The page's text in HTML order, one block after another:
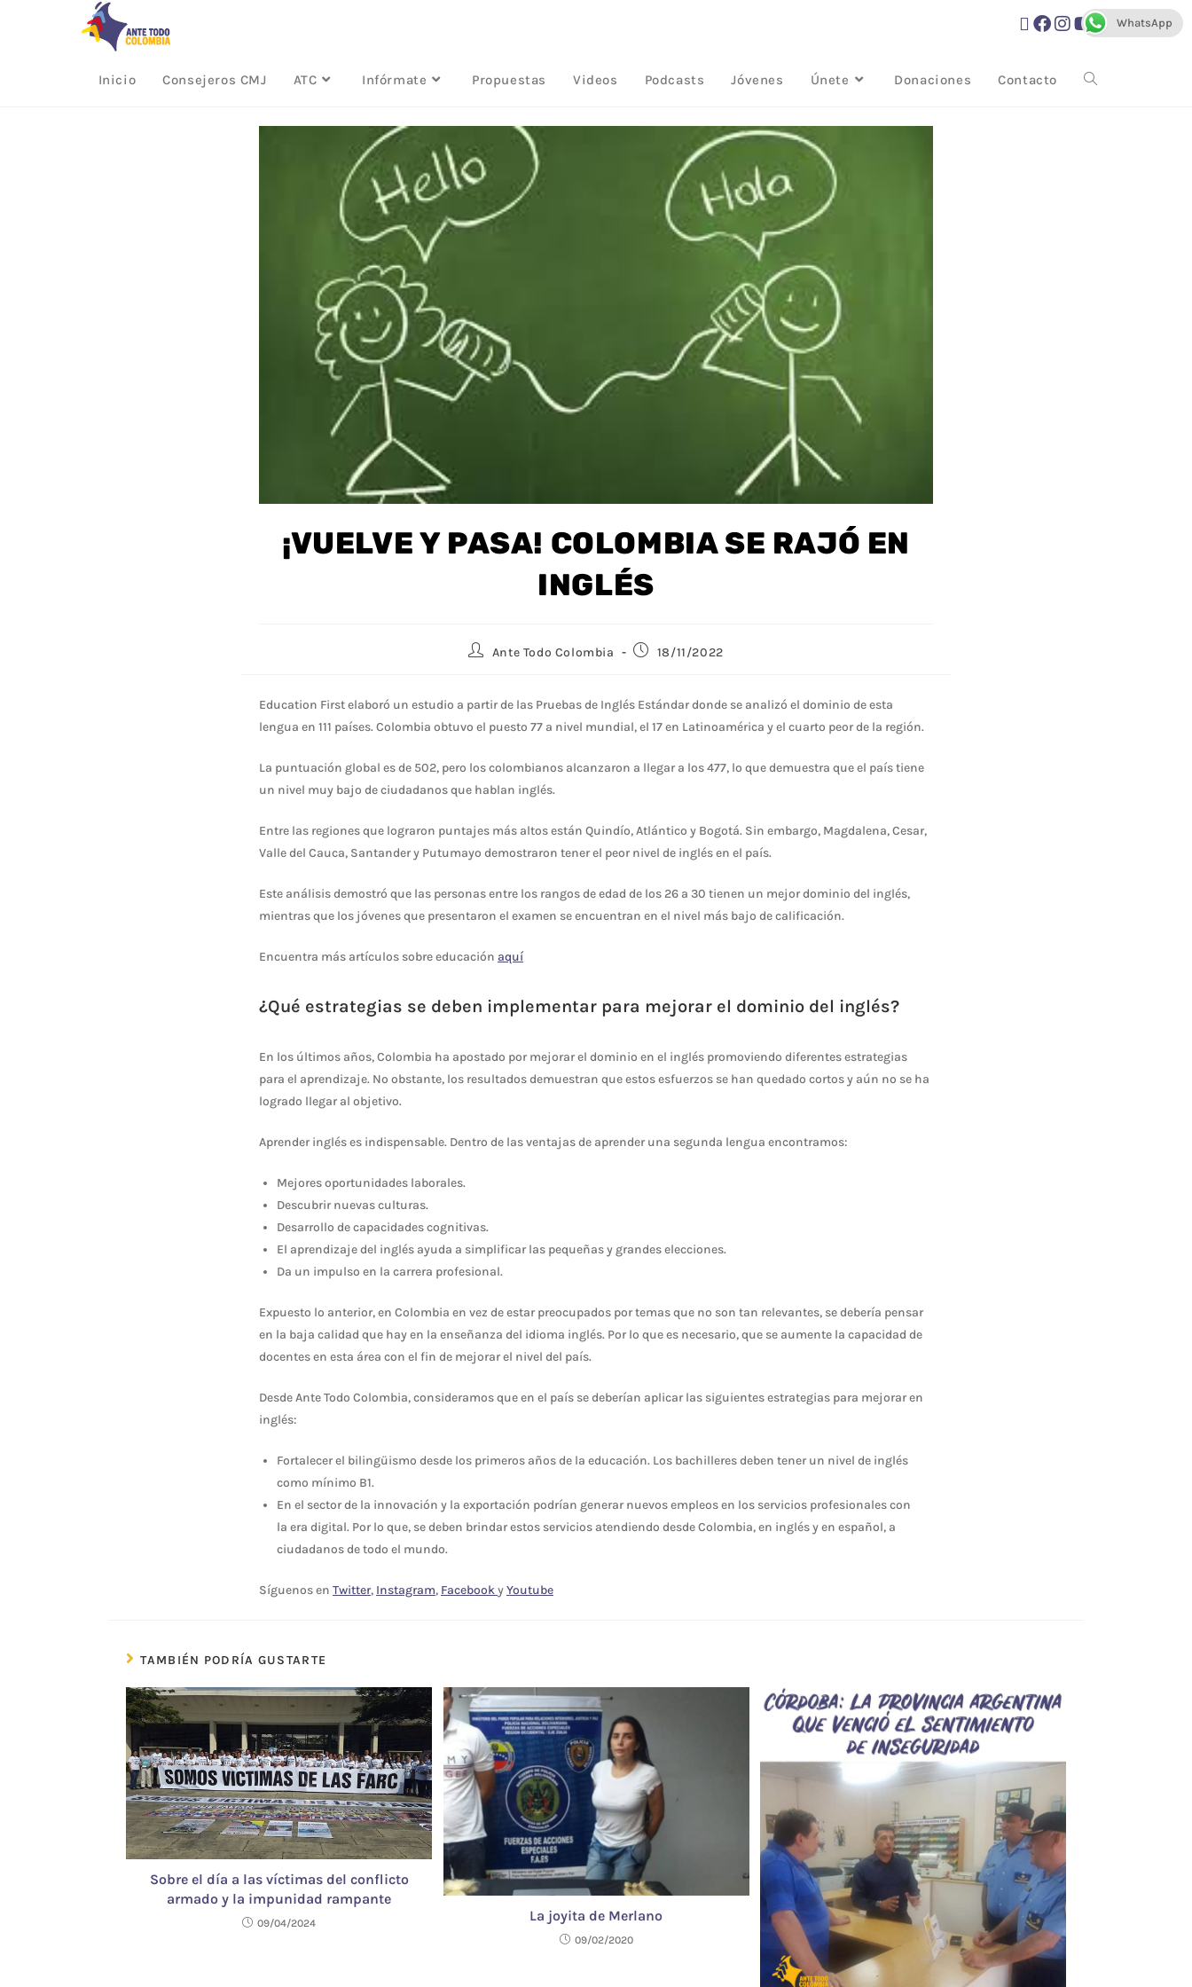
Inicio Consejeros CMJ ATC Infórmate Propuestas Videos Podcasts Jóvenes Únete Donaciones Contacto
¡VUELVE Y PASA! COLOMBIA SE RAJÓ EN
INGLÉS
Ante Todo Colombia 18/11/2022
Education First elaboró un estudio a partir de las Pruebas de Inglés Estándar donde se analizó el dominio de esta
lengua en 111 países. Colombia obtuvo el puesto 77 a nivel mundial, el 17 en Latinoamérica y el cuarto peor de la región.
La puntuación global es de 502, pero los colombianos alcanzaron a llegar a los 477, lo que demuestra que el país tiene
un nivel muy bajo de ciudadanos que hablan inglés.
Entre las regiones que lograron puntajes más altos están Quindío, Atlántico y Bogotá. Sin embargo, Magdalena, Cesar,
Valle del Cauca, Santander y Putumayo demostraron tener el peor nivel de inglés en el país.
Este análisis demostró que las personas entre los rangos de edad de los 26 a 30 tienen un mejor dominio del inglés,
mientras que los jóvenes que presentaron el examen se encuentran en el nivel más bajo de calificación.
Encuentra más artículos sobre educación aquí
¿Qué estrategias se deben implementar para mejorar el dominio del inglés?
En los últimos años, Colombia ha apostado por mejorar el dominio en el inglés promoviendo diferentes estrategias
para el aprendizaje. No obstante, los resultados demuestran que estos esfuerzos se han quedado cortos y aún no se ha
logrado llegar al objetivo.
Aprender inglés es indispensable. Dentro de las ventajas de aprender una segunda lengua encontramos:
Mejores oportunidades laborales.
Descubrir nuevas culturas.
Desarrollo de capacidades cognitivas.
El aprendizaje del inglés ayuda a simplificar las pequeñas y grandes elecciones.
Da un impulso en la carrera profesional.
Expuesto lo anterior, en Colombia en vez de estar preocupados por temas que no son tan relevantes, se debería pensar
en la baja calidad que hay en la enseñanza del idioma inglés. Por lo que es necesario, que se aumente la capacidad de
docentes en esta área con el fin de mejorar el nivel del país.
Desde Ante Todo Colombia, consideramos que en el país se deberían aplicar las siguientes estrategias para mejorar en
inglés:
Fortalecer el bilingüismo desde los primeros años de la educación. Los bachilleres deben tener un nivel de inglés
como mínimo B1.
En el sector de la innovación y la exportación podrían generar nuevos empleos en los servicios profesionales con
la era digital. Por lo que, se deben brindar estos servicios atendiendo desde Colombia, en inglés y en español, a
ciudadanos de todo el mundo.
Síguenos en Twitter, Instagram, FacebookyYoutube
TAMBIÉN PODRÍA GUSTARTE
Sobre el día a las víctimas del conflicto
armado y la impunidad rampante
09/04/2024 La joyita de Merlano
09/02/2020
WhatsApp